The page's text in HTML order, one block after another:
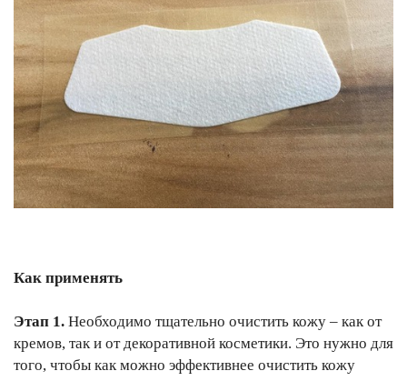
Как применять
Этап 1. Необходимо тщательно очистить кожу – как от
кремов, так и от декоративной косметики. Это нужно для
того, чтобы как можно эффективнее очистить кожу